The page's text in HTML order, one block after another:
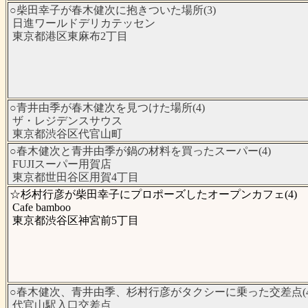
○柴田幸子が春木健次に抱きついた場所(3)
日進ワールドデリカテッセン
東京都港区東麻布2丁目
○青井由季が春木健次を見つけた場所(4)
ザ・レジデンスサウス
東京都渋谷区代官山町
○春木健次と青井由季が鍋の材料を買ったスーパー(4)
FUJIスーパー用賀店
東京都世田谷区用賀4丁目
☆杉村行彦が柴田幸子にプロポーズしたオープンカフェ(4)
Cafe bamboo
東京都渋谷区神宮前5丁目
○春木健次、青井由季、杉村行彦がタクシーに乗った交差点
代官山駅入口交差点